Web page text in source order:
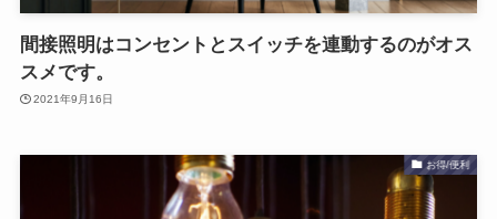
間接照明はコンセントとスイッチを連動するのがオス
スメです。
2021年9月16日
お得/便利